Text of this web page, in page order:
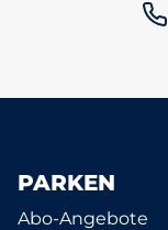
PARKEN
Abo-Angebote